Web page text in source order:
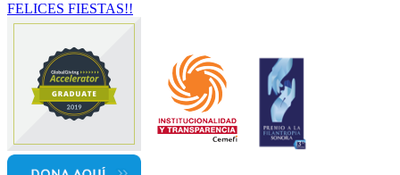
FELICES FIESTAS!!